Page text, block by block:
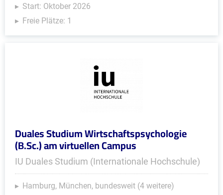
Start: Oktober 2026
Freie Plätze: 1
Duales Studium Wirtschaftspsychologie
(B.Sc.) am virtuellen Campus
IU Duales Studium (Internationale Hochschule)
Hamburg, München, bundesweit (4 weitere)